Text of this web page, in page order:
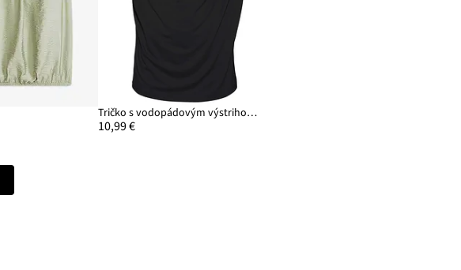
Tričko s vodopádovým výstrihom z viskózového mixu
10,99 €